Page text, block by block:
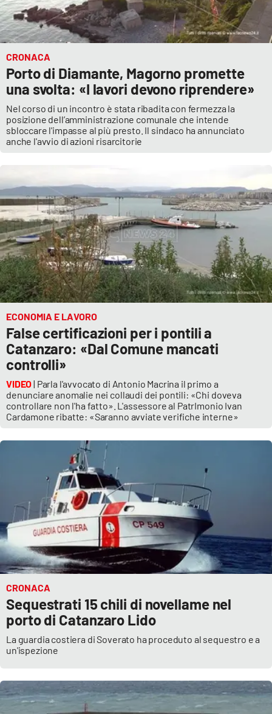
CRONACA
Porto di Diamante, Magorno promette
una svolta: «I lavori devono riprendere»
Nel corso di un incontro è stata ribadita con fermezza la
posizione dell’amministrazione comunale che intende
sbloccare l'impasse al più presto. Il sindaco ha annunciato
anche l'avvio di azioni risarcitorie
ECONOMIA E LAVORO
False certificazioni per i pontili a
Catanzaro: «Dal Comune mancati
controlli»
VIDEO| Parla l'avvocato di Antonio Macrina il primo a
denunciare anomalie nei collaudi dei pontili: «Chi doveva
controllare non l'ha fatto». L'assessore al PatrImonio Ivan
Cardamone ribatte: «Saranno avviate verifiche interne»
CRONACA
Sequestrati 15 chili di novellame nel
porto di Catanzaro Lido
La guardia costiera di Soverato ha proceduto al sequestro e a
un'ispezione